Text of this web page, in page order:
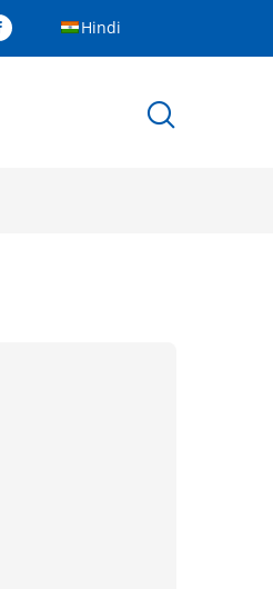
Hindi